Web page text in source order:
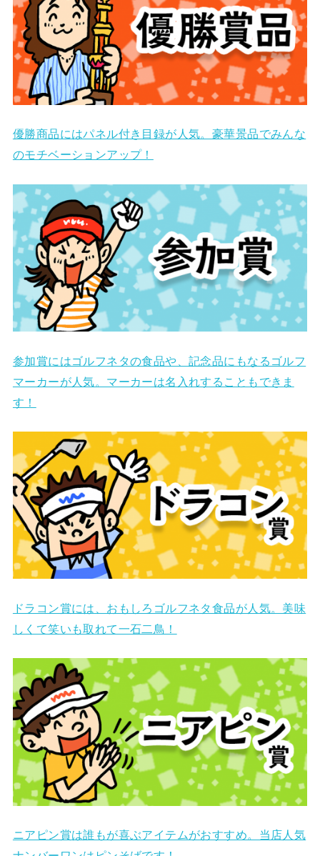
優勝商品にはパネル付き目録が人気。豪華景品でみんな
のモチベーションアップ！
参加賞にはゴルフネタの食品や、記念品にもなるゴルフ
マーカーが人気。マーカーは名入れすることもできま
す！
ドラコン賞には、おもしろゴルフネタ食品が人気。美味
しくて笑いも取れて一石二鳥！
ニアピン賞は誰もが喜ぶアイテムがおすすめ。当店人気